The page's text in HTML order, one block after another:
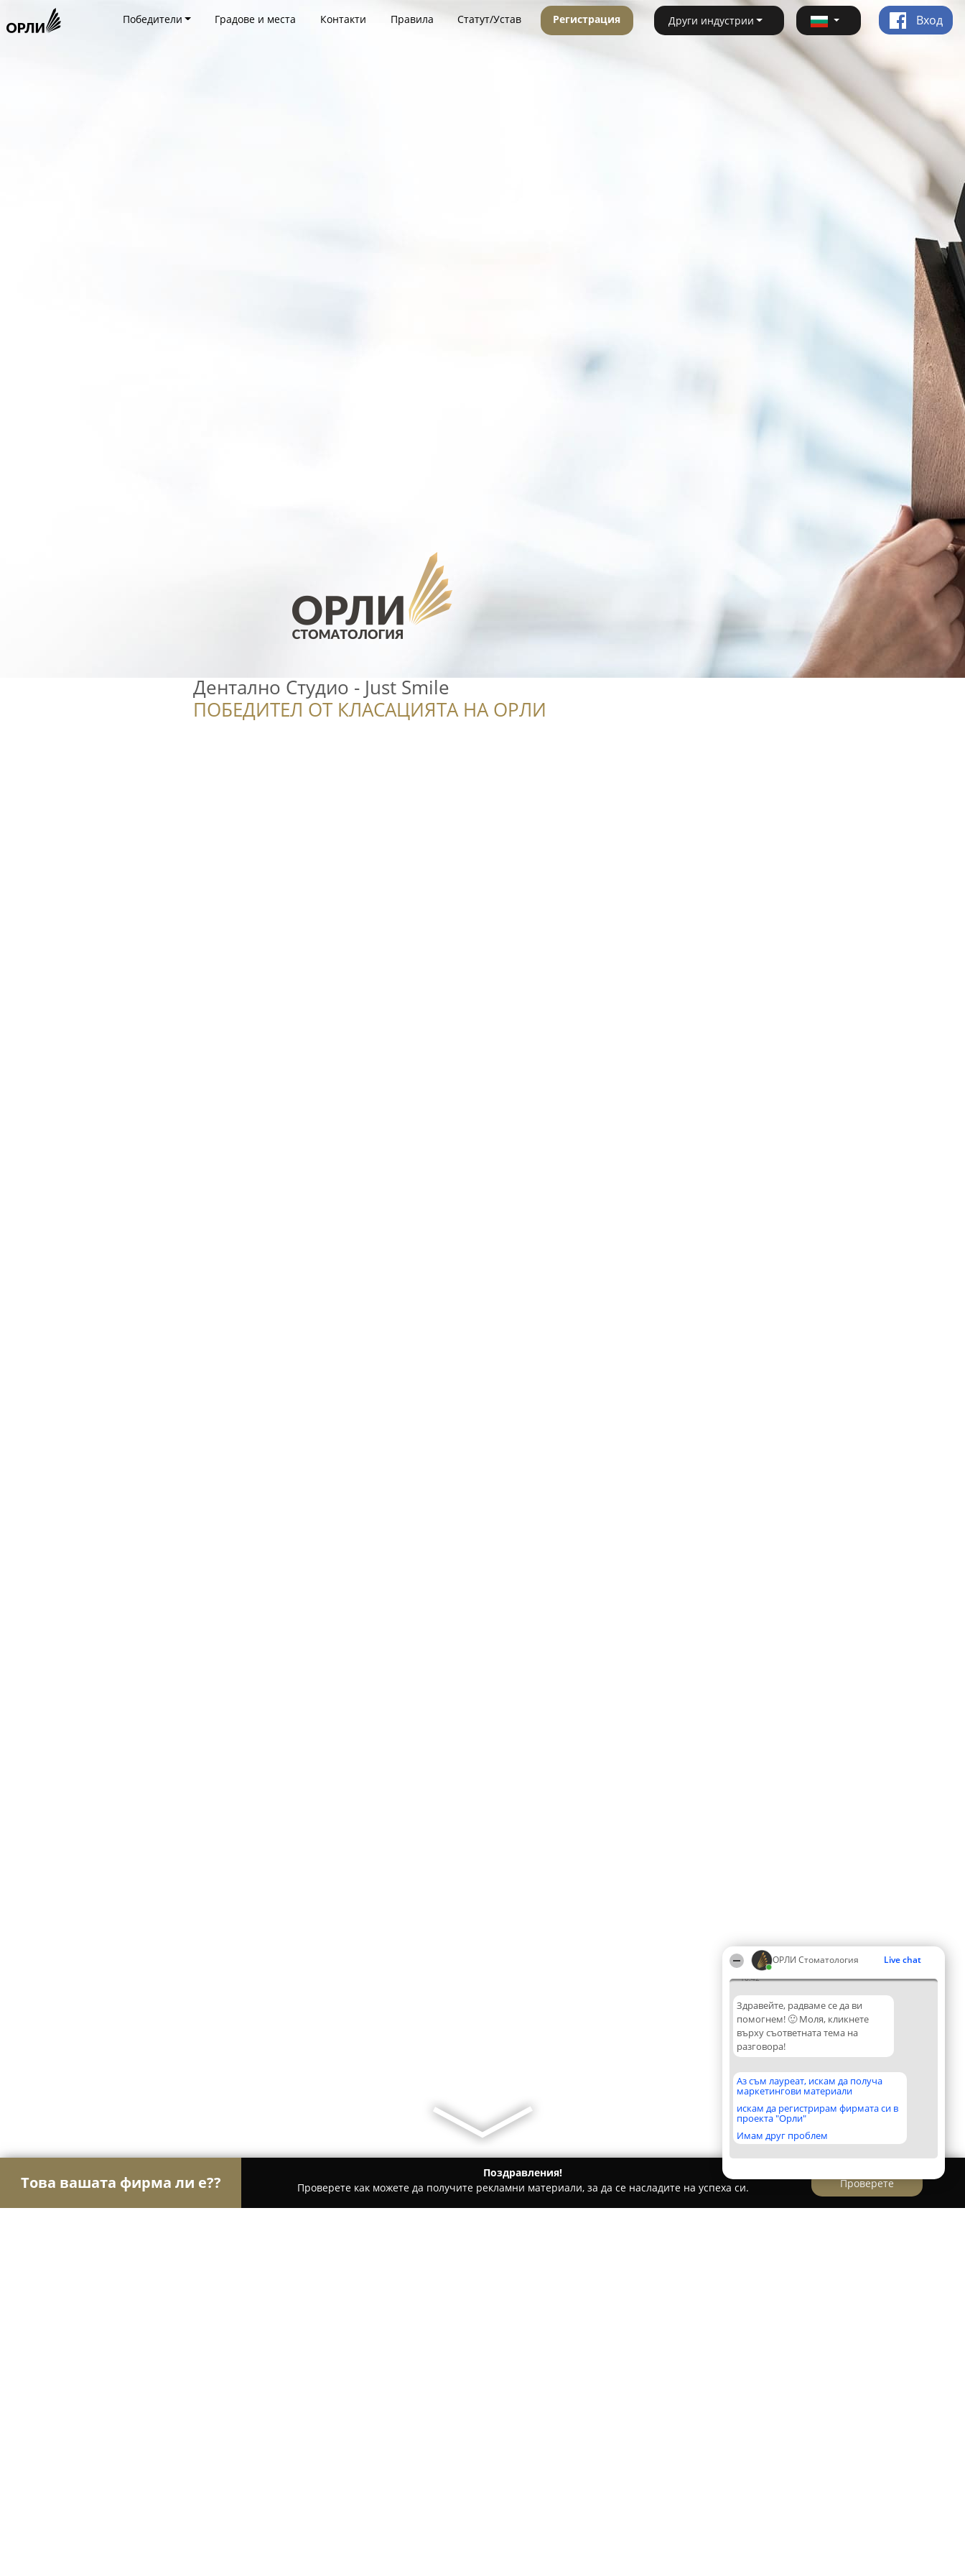
ОРЛИ Стоматология Live chat
10:42
Здравейте, радваме се да ви
помогнем! 🙂 Моля, кликнете
върху съответната тема на
разговора!
Аз съм лауреат, искам да получа
маркетингови материали
искам да регистрирам фирмата си в
проекта "Орли"
Имам друг проблем
Победители Градове и места Контакти Правила Статут/Устав Регистрация Други индустрии Вход
Дентално Студио - Just Smile
ПОБЕДИТЕЛ ОТ КЛАСАЦИЯТА НА ОРЛИ
Това вашата фирма ли е??
Поздравления!
Проверете как можете да получите рекламни материали, за да се насладите на успеха си.
Проверете